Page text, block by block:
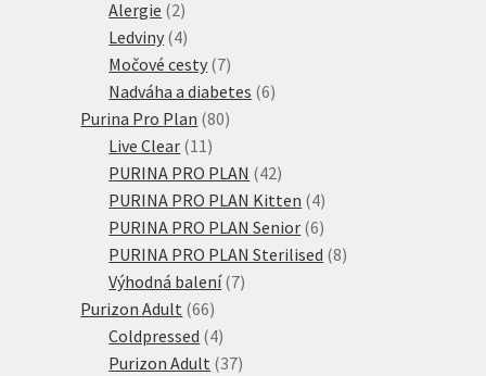
Alergie 22
produkty
Ledviny 44
produkty
Močové cesty 77
produktů
Nadváha a diabetes 66
Purina Pro Plan 8080
Live Clear 11 11
produktů
PURINA PRO PLAN 4242
produktů
PURINA PRO PLAN Kitten 44
produkty
PURINA PRO PLAN Senior 66
produktů
PURINA PRO PLAN Sterilised 88
Výhodná balení 77
Purizon Adult 6666
produktů
Coldpressed 44
produkty
Purizon Adult 3737